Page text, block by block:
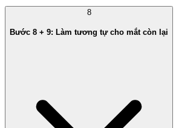
8
Bước 8 + 9: Làm tương tự cho mắt còn lại